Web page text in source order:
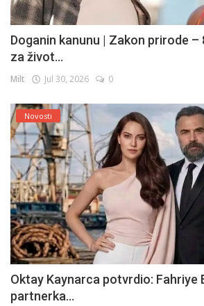
Doganin kanunu | Zakon prirode –
za život...
Milt Jul 30, 2026 0
Novosti
Oktay Kaynarca potvrdio: Fahriye
partnerka...